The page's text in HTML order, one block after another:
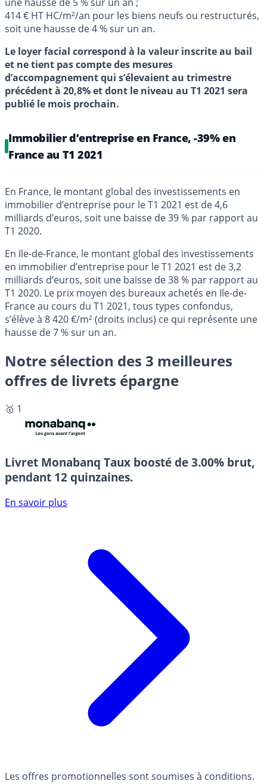
414 € HT HC/m²/an pour les biens neufs ou restructurés,
soit une hausse de 4 % sur un an.
Le loyer facial correspond à la valeur inscrite au bail
et ne tient pas compte des mesures
d’accompagnement qui s’élevaient au trimestre
précédent à 20,8% et dont le niveau au T1 2021 sera
publié le mois prochain.
Immobilier d’entreprise en France, -39% en
France au T1 2021
En France, le montant global des investissements en
immobilier d’entreprise pour le T1 2021 est de 4,6
milliards d’euros, soit une baisse de 39 % par rapport au
T1 2020.
En Ile-de-France, le montant global des investissements
en immobilier d’entreprise pour le T1 2021 est de 3,2
milliards d’euros, soit une baisse de 38 % par rapport au
T1 2020. Le prix moyen des bureaux achetés en Ile-de-
France au cours du T1 2021, tous types confondus,
s’élève à 8 420 €/m² (droits inclus) ce qui représente une
hausse de 7 % sur un an.
Notre sélection des 3 meilleures
offres de livrets épargne
🥇 1
Livret Monabanq Taux boosté de 3.00% brut,
pendant 12 quinzaines.
En savoir plus
Les offres promotionnelles sont soumises à conditions.